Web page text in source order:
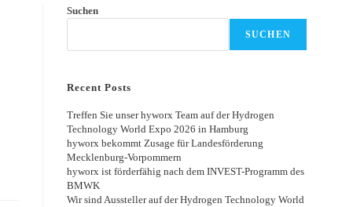
Suchen
SUCHEN
Recent Posts
Treffen Sie unser hyworx Team auf der Hydrogen
Technology World Expo 2026 in Hamburg
hyworx bekommt Zusage für Landesförderung
Mecklenburg-Vorpommern
hyworx ist förderfähig nach dem INVEST-Programm des
BMWK
Wir sind Aussteller auf der Hydrogen Technology World